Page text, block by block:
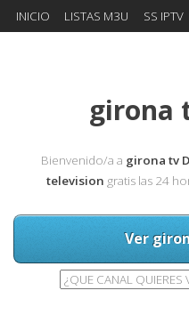
INICIO LISTAS M3U SS IPTV
girona
Bienvenido/a a girona tv
television gratis las 24
Ver